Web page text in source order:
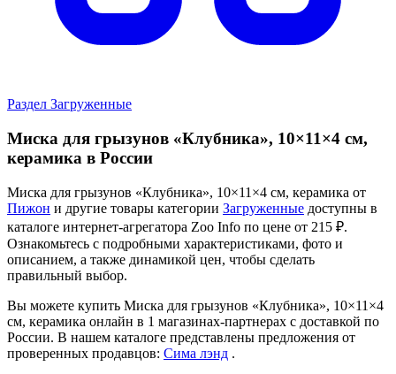
Раздел Загруженные
Миска для грызунов «Клубника», 10×11×4 см,
керамика в России
Миска для грызунов «Клубника», 10×11×4 см, керамика от
Пижон и другие товары категории Загруженные доступны в
каталоге интернет-агрегатора Zoo Info по цене от 215 ₽.
Ознакомьтесь с подробными характеристиками, фото и
описанием, а также динамикой цен, чтобы сделать
правильный выбор.
Вы можете купить Миска для грызунов «Клубника», 10×11×4
см, керамика онлайн в 1 магазинах-партнерах с доставкой по
России. В нашем каталоге представлены предложения от
проверенных продавцов: Сима лэнд .